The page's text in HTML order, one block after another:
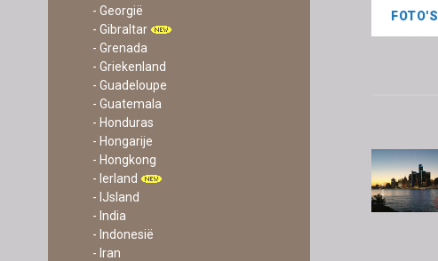
- Georgië
- Gibraltar
- Grenada
- Griekenland
- Guadeloupe
- Guatemala
- Honduras
- Hongarije
- Hongkong
- Ierland
- IJsland
- India
- Indonesië
- Iran
FOTO'S